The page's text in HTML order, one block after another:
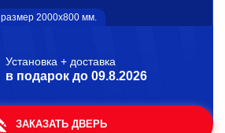
размер 2000х800 мм.
Установка + доставка
в подарок до 09.8.2026
ЗАКАЗАТЬ ДВЕРЬ